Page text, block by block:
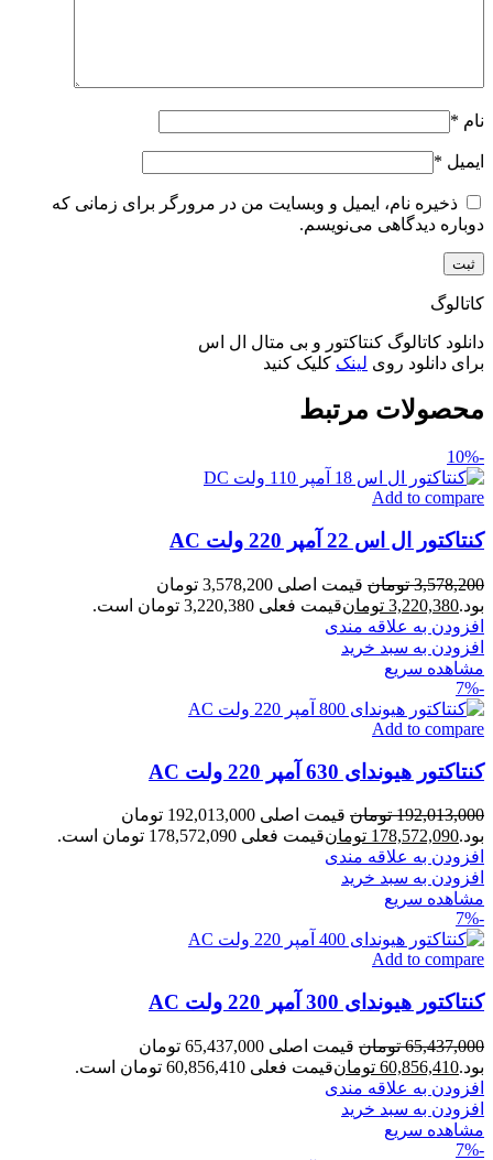
نام *
ایمیل *
ذخیره نام، ایمیل و وبسایت من در مرورگر برای زمانی که
دوباره دیدگاهی می‌نویسم.
کاتالوگ
دانلود کاتالوگ کنتاکتور و بی متال ال اس
برای دانلود روی لینک کلیک کنید
محصولات مرتبط
-10%
Add to compare
کنتاکتور ال اس 22 آمپر 220 ولت AC
3,578,200 تومان
قیمت اصلی 3,578,200 تومان
بود.3,220,380 تومانقیمت فعلی 3,220,380 تومان است.
افزودن به علاقه مندی
افزودن به سبد خرید
مشاهده سریع
-7%
Add to compare
کنتاکتور هیوندای 630 آمپر 220 ولت AC
192,013,000 تومان
قیمت اصلی 192,013,000 تومان
بود.178,572,090 تومانقیمت فعلی 178,572,090 تومان است.
افزودن به علاقه مندی
افزودن به سبد خرید
مشاهده سریع
-7%
Add to compare
کنتاکتور هیوندای 300 آمپر 220 ولت AC
65,437,000 تومان
قیمت اصلی 65,437,000 تومان
بود.60,856,410 تومانقیمت فعلی 60,856,410 تومان است.
افزودن به علاقه مندی
افزودن به سبد خرید
مشاهده سریع
-7%